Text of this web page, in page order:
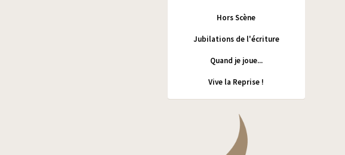
Hors Scène
Jubilations de l'écriture
Quand je joue...
Vive la Reprise !